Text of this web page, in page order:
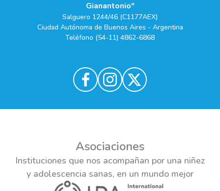
Gianantonio"
Salguero 1244/46 (C1177AEX)
Ciudad Autónoma de Buenos Aires - Argentina
Teléfono (54-11) 4862-6868
Asociaciones
Instituciones que nos acompañan por una niñez
y adolescencia sanas, en un mundo mejor